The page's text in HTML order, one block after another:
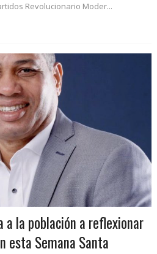
Revolucionario Moder...
a la población a reflexionar
esta Semana Santa